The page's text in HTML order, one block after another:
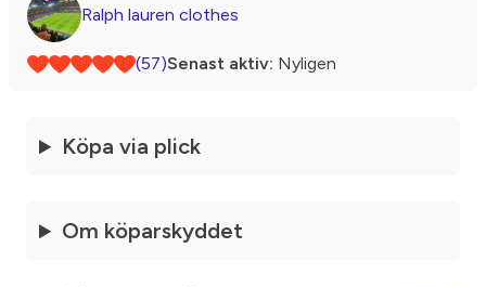
Ralph lauren clothes
(57)Senast aktiv: Nyligen
Köpa via plick
Om köparskyddet